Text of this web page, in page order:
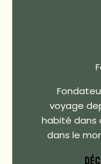
voyage
habité dans
dans le